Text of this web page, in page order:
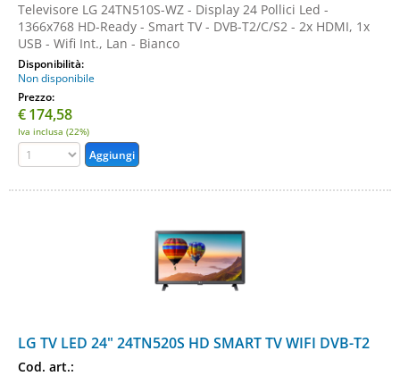
Televisore LG 24TN510S-WZ - Display 24 Pollici Led -
1366x768 HD-Ready - Smart TV - DVB-T2/C/S2 - 2x HDMI, 1x
USB - Wifi Int., Lan - Bianco
Disponibilità:
Non disponibile
Prezzo:
€174,58
Iva inclusa (22%)
LG TV LED 24" 24TN520S HD SMART TV WIFI DVB-T2
Cod. art.: